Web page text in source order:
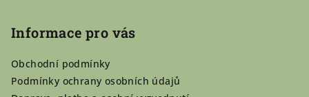
Informace pro vás
Obchodní podmínky
Podmínky ochrany osobních údajů